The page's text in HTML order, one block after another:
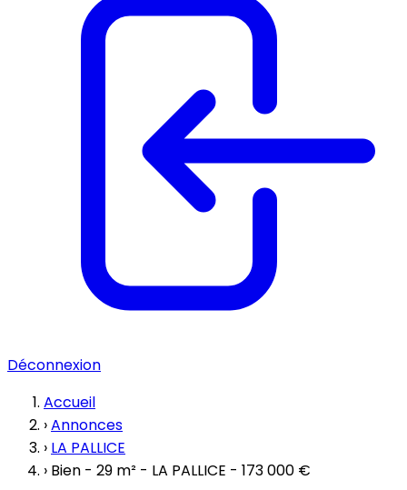
Déconnexion
Accueil
›Annonces
› LA PALLICE
› Bien - 29 m² - LA PALLICE - 173 000 €